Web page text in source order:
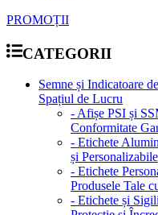
PROMOȚII
CATEGORII
Semne și Indicatoare
Spațiul de Lucru
- Afișe PSI și
Conformitate
- Etichete
și Personalizabile
- Etichete
Produsele Tale
- Etichete și